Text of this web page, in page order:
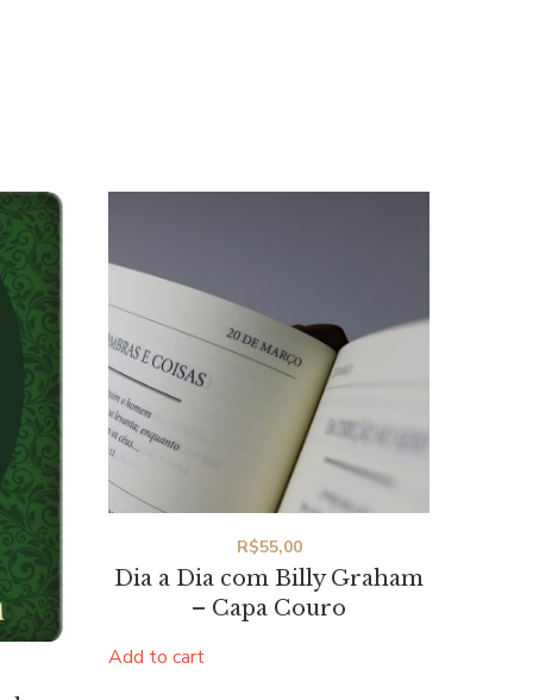
Dia a Dia com Billy Graham
– Capa Couro
R$55,00
Add to cart